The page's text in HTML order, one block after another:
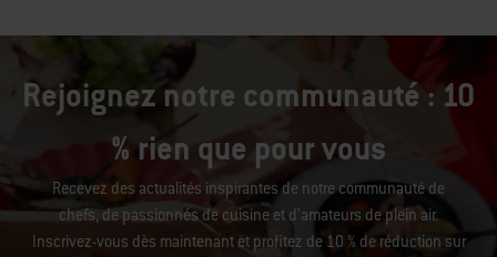
Rejoignez notre communauté : 10
% rien que pour vous
Recevez des actualités inspirantes de notre communauté de
chefs, de passionnés de cuisine et d’amateurs de plein air.
Inscrivez-vous dès maintenant et profitez de 10 % de réduction sur